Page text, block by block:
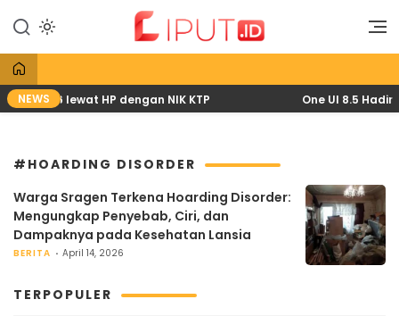
konten
Liput
Liputan Digital
NEWS
2026 lewat HP dengan NIK KTP One UI 8.5 Hadir
#HOARDING DISORDER
Warga Sragen Terkena Hoarding Disorder:
Mengungkap Penyebab, Ciri, dan
Dampaknya pada Kesehatan Lansia
BERITA April 14, 2026
TERPOPULER